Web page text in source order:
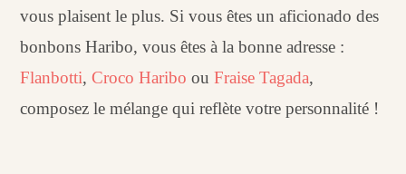
vous plaisent le plus. Si vous êtes un aficionado des
bonbons Haribo, vous êtes à la bonne adresse :
Flanbotti,Croco Haribo ouFraise Tagada,
composez le mélange qui reflète votre personnalité !